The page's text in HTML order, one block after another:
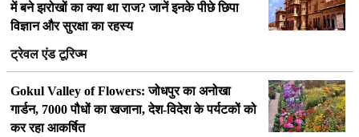
में बने झरोखों का क्या था राज? जानें इनके पीछे छिपा
विज्ञान और सुरक्षा का रहस्य
ट्रेवल एंड टूरिज्म
Gokul Valley of Flowers: जोधपुर का अनोखा
गार्डन, 7000 पौधों का खजाना, देश-विदेश के पर्यटकों को
कर रहा आकर्षित